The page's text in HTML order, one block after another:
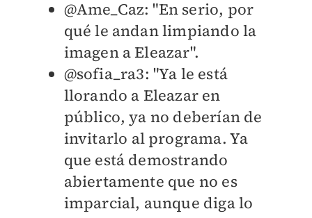
@Ame_Caz: "En serio, por
qué le andan limpiando la
imagen a Eleazar".
@sofia_ra3: "Ya le está
llorando a Eleazar en
público, ya no deberían de
invitarlo al programa. Ya
que está demostrando
abiertamente que no es
imparcial, aunque diga lo